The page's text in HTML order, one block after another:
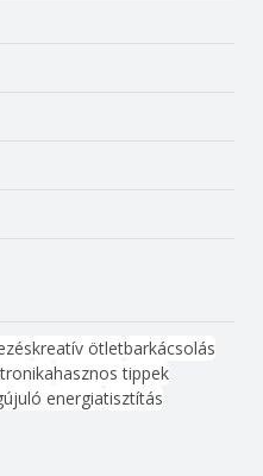
kreatív ötletbarkácsolás
hasznos tippek
energiatisztítás